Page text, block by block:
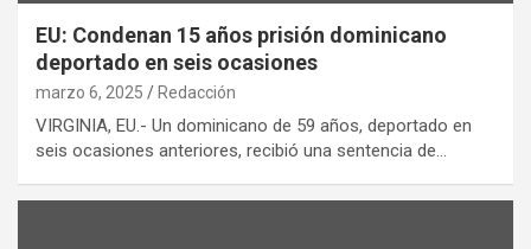
EU: Condenan 15 años prisión dominicano
deportado en seis ocasiones
marzo 6, 2025 Redacción
VIRGINIA, EU.- Un dominicano de 59 años, deportado en
seis ocasiones anteriores, recibió una sentencia de…